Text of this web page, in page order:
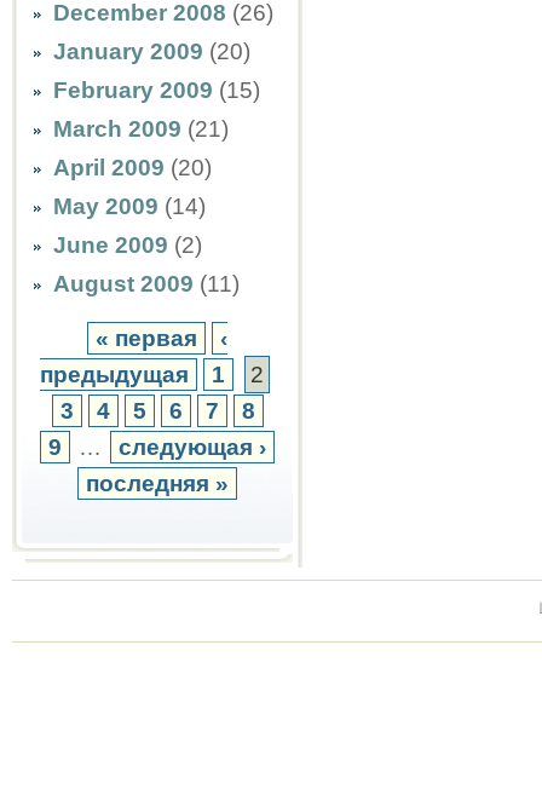
December 2008 (26)
January 2009 (20)
February 2009 (15)
March 2009 (21)
April 2009 (20)
May 2009 (14)
June 2009 (2)
August 2009 (11)
« первая
‹
предыдущая
1
2
3
4 5 6 7
8
9
…
следующая ›
последняя »